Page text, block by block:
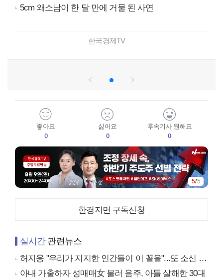
5cm 왜소남이 한 달 만에 거물 된 사연
한국경제TV
좋아요
0
싫어요
0
후속기사 원해요
0
5/5
한경지면 구독신청
실시간관련뉴스
허지웅 "우리가 지지한 인간들이 이 꼴을"...또 소신 발언
아내 가출하자 성매매女 불러 음주, 아들 살해한 30대